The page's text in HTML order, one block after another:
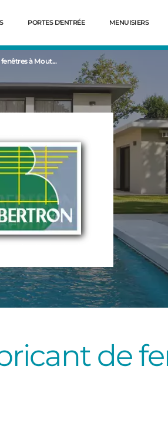
PORTES D'ENTRÉE MENUISIERS
à Mout...
de